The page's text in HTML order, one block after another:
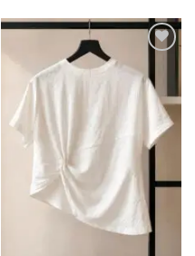
wishlist